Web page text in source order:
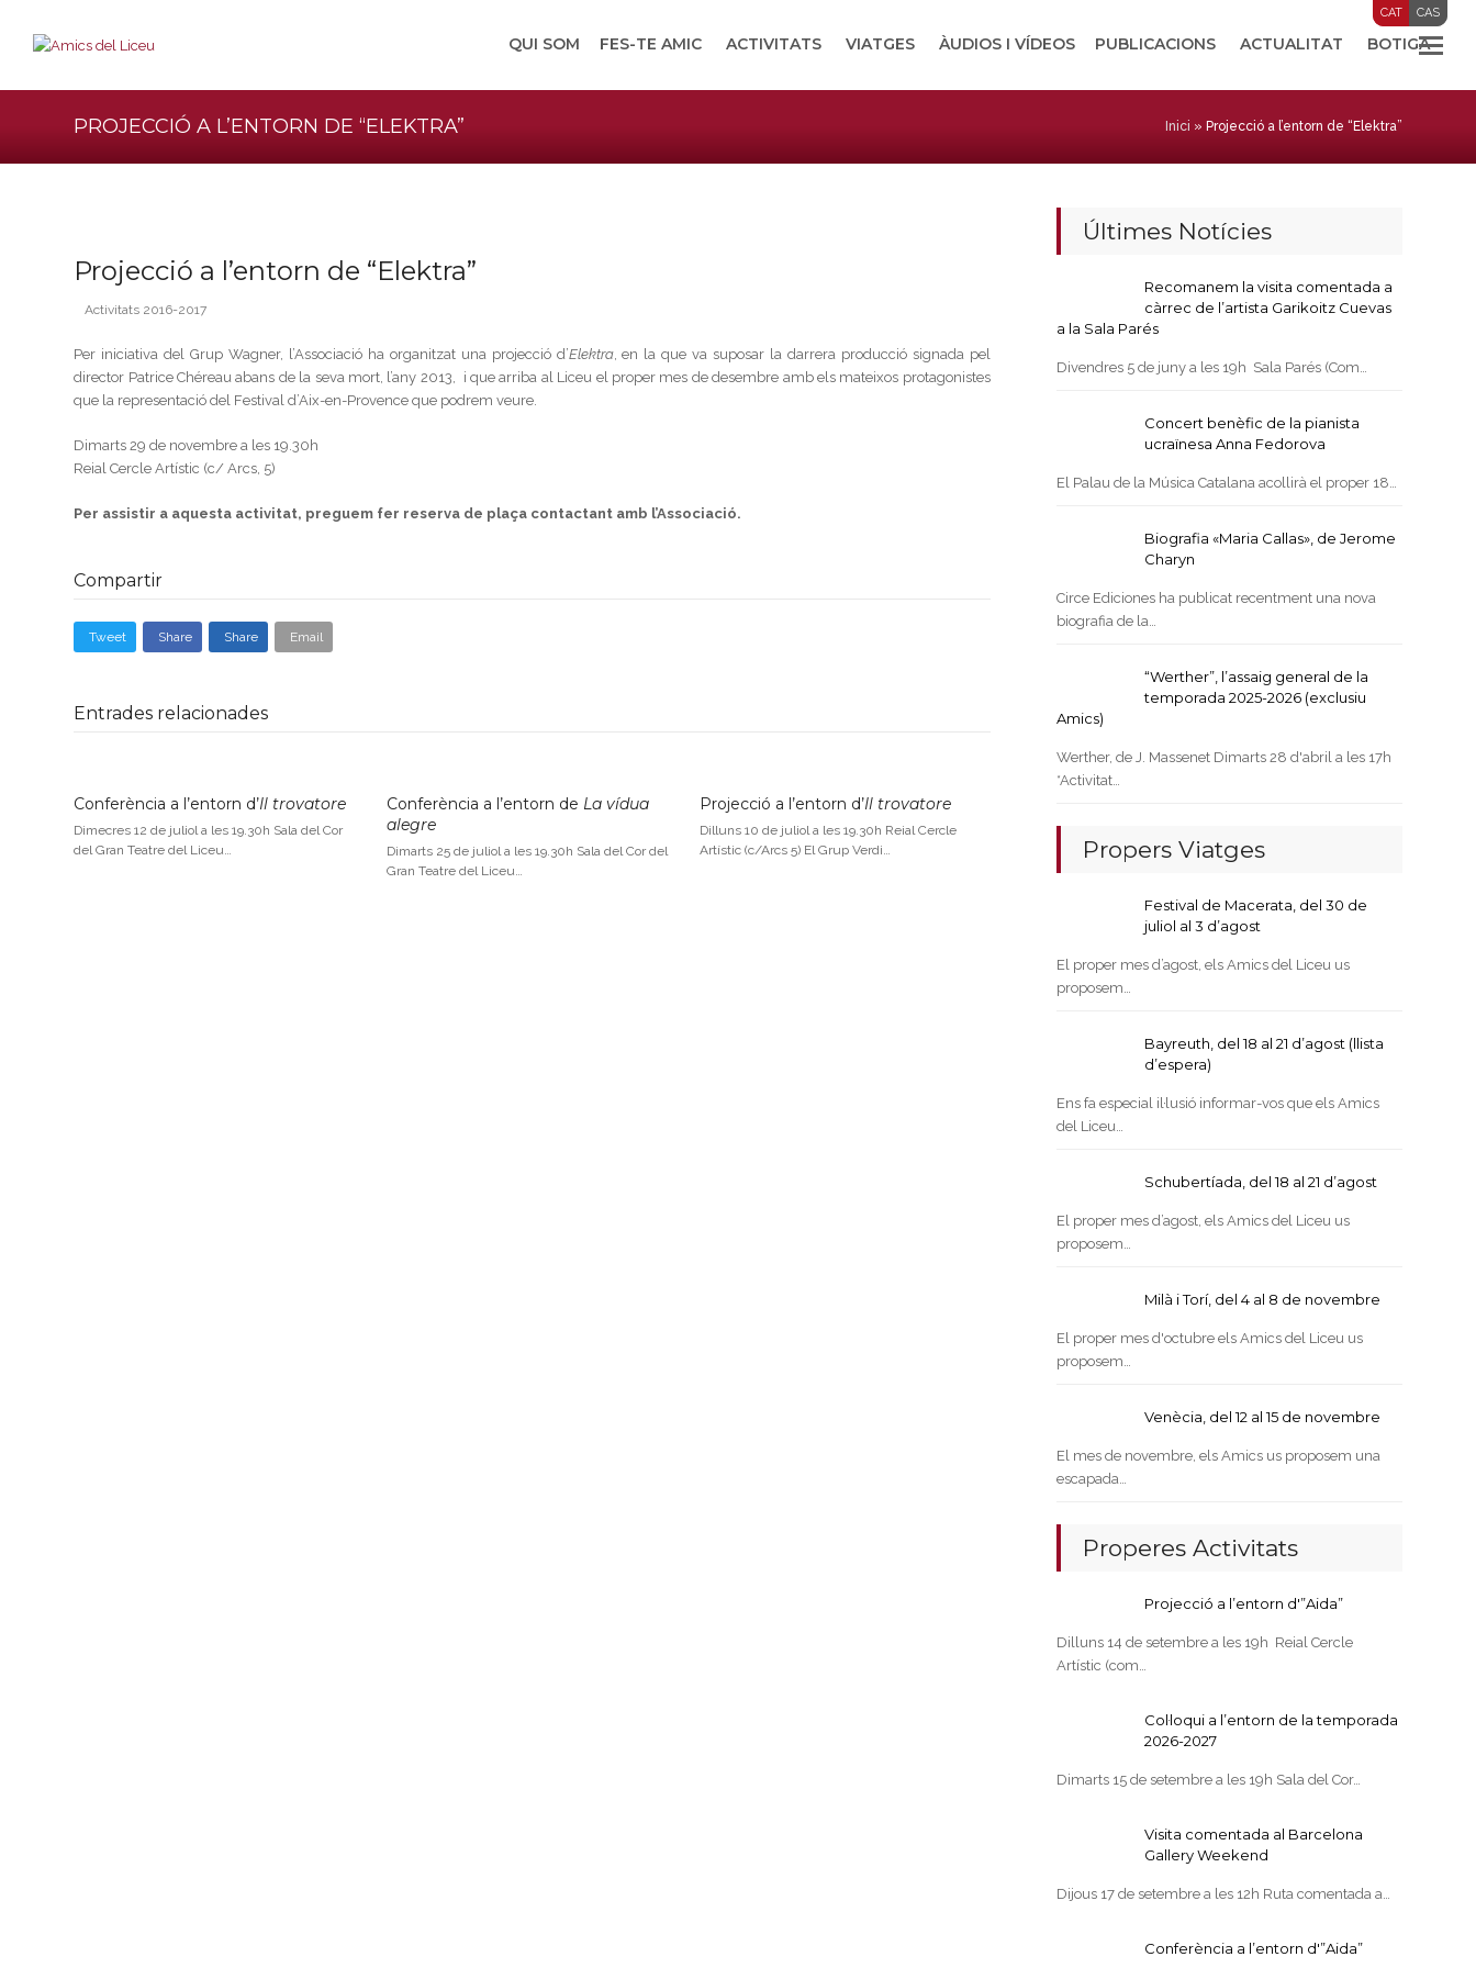
CAT CAS
QUI SOM FES-TE AMIC ACTIVITATS VIATGES ÀUDIOS I VÍDEOS PUBLICACIONS ACTUALITAT BOTIGA
PROJECCIÓ A L’ENTORN DE “ELEKTRA” Inici » Projecció a l’entorn de “Elektra”
Projecció a l’entorn de “Elektra”
Activitats 2016-2017
Per iniciativa del Grup Wagner, l’Associació ha organitzat una projecció d’Elektra, en la que va suposar la darrera producció signada pel
director Patrice Chéreau abans de la seva mort, l’any 2013, i que arriba al Liceu el proper mes de desembre amb els mateixos protagonistes
que la representació del Festival d’Aix-en-Provence que podrem veure.
Dimarts 29 de novembre a les 19.30h
Reial Cercle Artístic (c/ Arcs, 5)
Per assistir a aquesta activitat, preguem fer reserva de plaça contactant amb l’Associació.
Compartir
Tweet Share Share Email
Entrades relacionades
Conferència a l’entorn d’Il trovatore
Dimecres 12 de juliol a les 19.30h Sala del Cor
del Gran Teatre del Liceu…
Conferència a l’entorn de La vídua
alegre
Dimarts 25 de juliol a les 19.30h Sala del Cor del
Gran Teatre del Liceu…
Projecció a l’entorn d’Il trovatore
Dilluns 10 de juliol a les 19.30h Reial Cercle
Artístic (c/Arcs 5) El Grup Verdi…
Últimes Notícies
Recomanem la visita comentada a
càrrec de l’artista Garikoitz Cuevas
a la Sala Parés
Divendres 5 de juny a les 19h Sala Parés (Com…
Concert benèfic de la pianista
ucraïnesa Anna Fedorova
El Palau de la Música Catalana acollirà el proper 18…
Biografia «Maria Callas», de Jerome
Charyn
Circe Ediciones ha publicat recentment una nova
biografia de la…
“Werther”, l’assaig general de la
temporada 2025-2026 (exclusiu
Amics)
Werther, de J. Massenet Dimarts 28 d'abril a les 17h
*Activitat…
Propers Viatges
Festival de Macerata, del 30 de
juliol al 3 d’agost
El proper mes d’agost, els Amics del Liceu us
proposem…
Bayreuth, del 18 al 21 d’agost (llista
d’espera)
Ens fa especial il·lusió informar-vos que els Amics
del Liceu…
Schubertíada, del 18 al 21 d’agost
El proper mes d’agost, els Amics del Liceu us
proposem…
Milà i Torí, del 4 al 8 de novembre
El proper mes d'octubre els Amics del Liceu us
proposem…
Venècia, del 12 al 15 de novembre
El mes de novembre, els Amics us proposem una
escapada…
Properes Activitats
Projecció a l’entorn d'”Aida”
Dilluns 14 de setembre a les 19h Reial Cercle
Artístic (com…
Col·loqui a l’entorn de la temporada
2026-2027
Dimarts 15 de setembre a les 19h Sala del Cor…
Visita comentada al Barcelona
Gallery Weekend
Dijous 17 de setembre a les 12h Ruta comentada a…
Conferència a l’entorn d'”Aida”